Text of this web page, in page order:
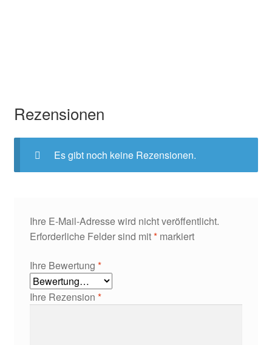
Rezensionen
Es gibt noch keine Rezensionen.
Ihre E-Mail-Adresse wird nicht veröffentlicht.
Erforderliche Felder sind mit*markiert
Ihre Bewertung *
Ihre Rezension *